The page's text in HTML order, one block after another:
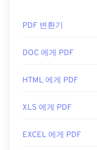
에서는darktable을
Studio와ArcSoft
개발자: 삼성
PDF 파일을
Adobe Acrobat
연 가장인기 있는 무
는 전혀 어렵지 않지
프로그램입니다.
PDF 파일을 자동으
PDF 변환기
DOC 에게 PDF
HTML 에게 PDF
XLS 에게 PDF
EXCEL 에게 PDF